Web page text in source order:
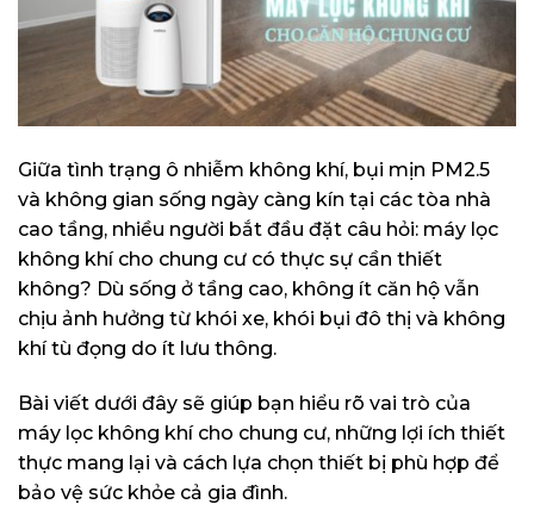
Giữa tình trạng ô nhiễm không khí, bụi mịn PM2.5
và không gian sống ngày càng kín tại các tòa nhà
cao tầng, nhiều người bắt đầu đặt câu hỏi: máy lọc
không khí cho chung cư có thực sự cần thiết
không? Dù sống ở tầng cao, không ít căn hộ vẫn
chịu ảnh hưởng từ khói xe, khói bụi đô thị và không
khí tù đọng do ít lưu thông.
Bài viết dưới đây sẽ giúp bạn hiểu rõ vai trò của
máy lọc không khí cho chung cư, những lợi ích thiết
thực mang lại và cách lựa chọn thiết bị phù hợp để
bảo vệ sức khỏe cả gia đình.